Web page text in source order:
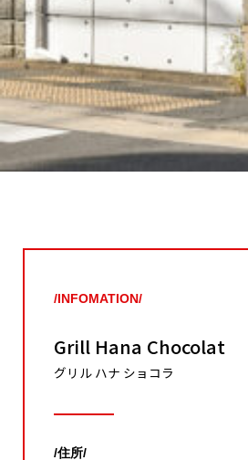
/INFOMATION/
Grill Hana Chocolat
グリル ハナ ショコラ
/住所/